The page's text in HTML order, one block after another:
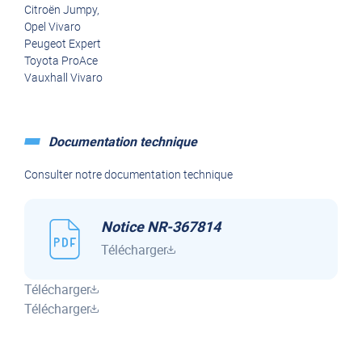
Citroën Jumpy,
Opel Vivaro
Peugeot Expert
Toyota ProAce
Vauxhall Vivaro
Documentation technique
Consulter notre documentation technique
Notice NR-367814
Télécharger
Télécharger
Télécharger